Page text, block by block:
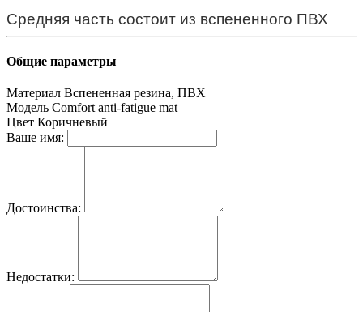
Средняя часть состоит из вспененного ПВХ
Общие параметры
Материал Вспененная резина, ПВХ
Модель Comfort anti-fatigue mat
Цвет Коричневый
Ваше имя:
Достоинства:
Недостатки: